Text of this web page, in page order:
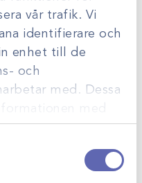
vår trafik. Vi
identifierare och
enhet till de
och
med. Dessa
har tillhandahållit
när du har använt
75cm SS-655 /3dz
Logga in för att se
pris